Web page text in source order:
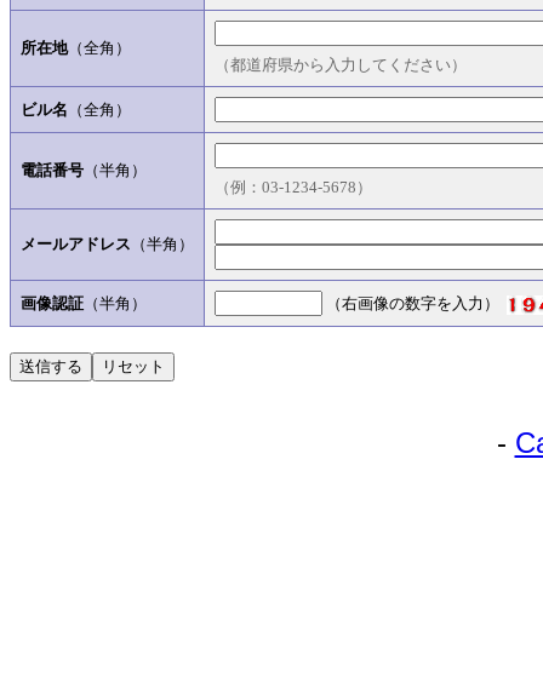
所在地（全角）
（都道府県から入力してください）
ビル名 （全角）
電話番号 （半角）
（例：03-1234-5678）
メールアドレス （半角）
画像認証 （半角） （右画像の数字を入力）
-